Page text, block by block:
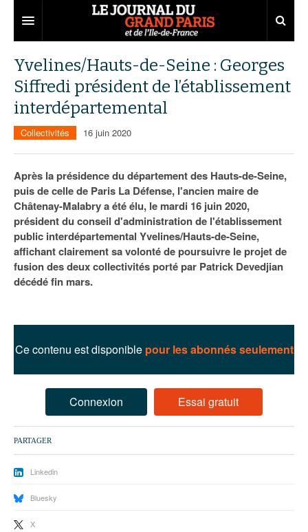
Grand Paris
Territoires
Aménagement
Collectivités
Services urbains
Entreprises
Développement économique
Attractivité
Innovation
Transport
Marchés publics
Départements
77
78
91
92
Nominations
Portraits
Agenda
Les Assises du Grand Paris
Éditions précédentes
Le podcast
Ecouter les épisodes
Lire les résumés
Yvelines/Hauts-de-Seine : Georges
Siffredi président de l’établissement
interdépartemental
Collectivités 16 juin 2020
Après la présidence du département des Hauts-de-Seine,
puis de celle de Paris La Défense, l'ancien maire de
Châtenay-Malabry a été élu, le mardi 16 juin 2020,
président du conseil d'administration de l'établissement
public interdépartemental Yvelines/Hauts-de-Seine,
affichant clairement sa volonté de poursuivre le projet de
fusion des deux collectivités porté par Patrick Devedjian
décédé fin mars.
Ce contenu est disponible pour les abonnés seulement
Connexion Essai gratuit
PARTAGER
Linkedin
Bluesky
X